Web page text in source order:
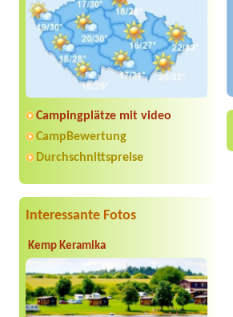
Campingplätze mit video
CampBewertung
Durchschnittspreise
Interessante Fotos
Kemp Keramika